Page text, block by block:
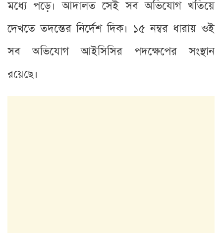
মধ্যে পড়ে। আদালত সেই সব অভিযোগ খতিয়ে
দেখতে তদন্তের নির্দেশ দিক। ১৫ নম্বর ধারায় ওই
সব অভিযোগ আইসিসির পদক্ষেপের সংস্থান
রয়েছে।